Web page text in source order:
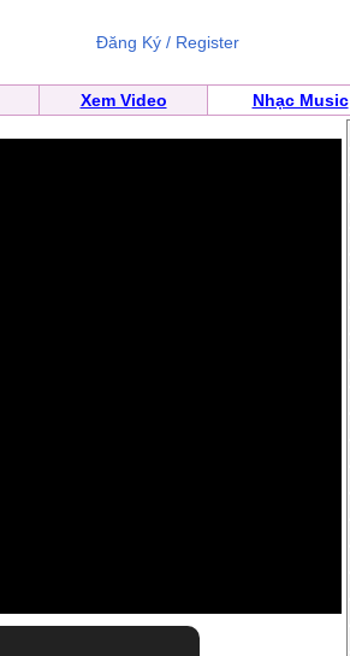
Đăng Ký / Register
Xem Video Nhạc Music